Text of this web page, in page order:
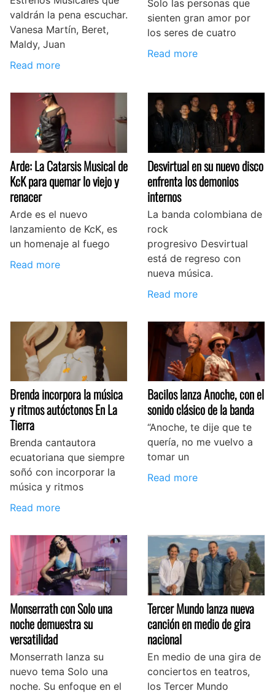
valdrán la pena escuchar.
Vanesa Martín, Beret,
Maldy, Juan
Read more
Solo las personas que
sienten gran amor por
los seres de cuatro
Read more
Arde: La Catarsis Musical de
KcK para quemar lo viejo y
renacer
Arde es el nuevo
lanzamiento de KcK, es
un homenaje al fuego
Read more
Desvirtual en su nuevo disco
enfrenta los demonios
internos
La banda colombiana de
rock
progresivo Desvirtual
está de regreso con
nueva música.
Read more
Brenda incorpora la música
y ritmos autóctonos En La
Tierra
Brenda cantautora
ecuatoriana que siempre
soñó con incorporar la
música y ritmos
Read more
Bacilos lanza Anoche, con el
sonido clásico de la banda
“Anoche, te dije que te
quería, no me vuelvo a
tomar un
Read more
Monserrath con Solo una
noche demuestra su
versatilidad
Monserrath lanza su
nuevo tema Solo una
noche. Su enfoque en el
Tercer Mundo lanza nueva
canción en medio de gira
nacional
En medio de una gira de
conciertos en teatros,
los Tercer Mundo